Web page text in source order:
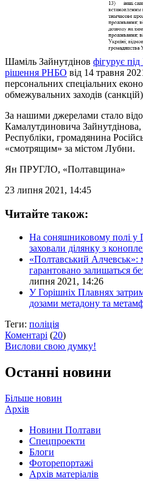
Шаміль Зайнутдінов фігурує
рішення РНБО від 14 травня
персональних спеціальних
обмежувальних заходів
За нашими джерелами стало
Камалутдиновича
Республіки, громадянина
«смотрящим» за містом Лубни.
Ян ПРУГЛО, «Полтавщина»
23 липня 2021, 14:45
Читайте також:
На соняшниковому полі у
заховали ділянку з
«Полтавський Алчевськ»:
гарантовано залишаться
липня 2021, 14:26
У Горішніх Плавнях
дозами метадону та
Теги: поліція
Коментарі (20)
Вислови свою думку!
Останні новини
Більше новин
Архів
Новини Полтави
Спецпроекти
Блоги
Фоторепортажі
Архів матеріалів